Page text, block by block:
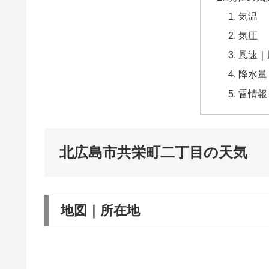
気温
気圧
風速
降水量
雷情報
北広島市共栄町二丁目の天気
地図｜所在地